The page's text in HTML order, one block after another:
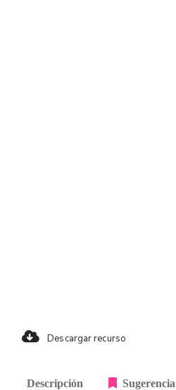
Descargar recurso
Descripción